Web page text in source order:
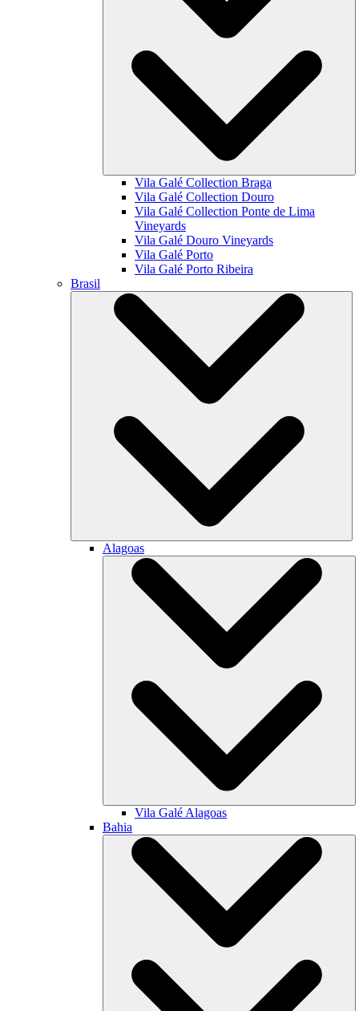
Vila Galé Collection Braga
Vila Galé Collection Douro
Vila Galé Collection Ponte de Lima
Vineyards
Vila Galé Douro Vineyards
Vila Galé Porto
Vila Galé Porto Ribeira
Brasil
Alagoas
Vila Galé Alagoas
Bahia